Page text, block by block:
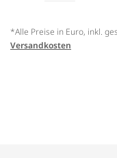
*Alle Preise in Euro, inkl.
Versandkosten